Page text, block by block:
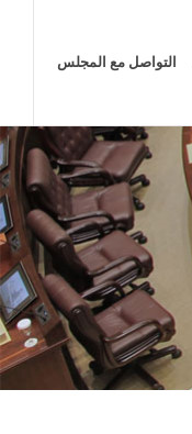
التواصل مع المجلس